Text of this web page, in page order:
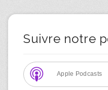
Suivre notre
Apple Podcasts